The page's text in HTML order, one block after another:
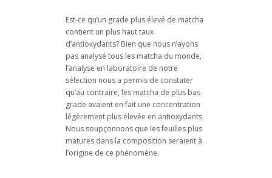
Est-ce qu’un grade plus élevé de matcha
contient un plus haut taux
d’antioxydants? Bien que nous n’ayons
pas analysé tous les matcha du monde,
l’analyse en laboratoire de notre
sélection nous a permis de constater
qu’au contraire, les matcha de plus bas
grade avaient en fait une concentration
légèrement plus élevée en antioxydants.
Nous soupçonnons que les feuilles plus
matures dans la composition seraient à
l’origine de ce phénomène.